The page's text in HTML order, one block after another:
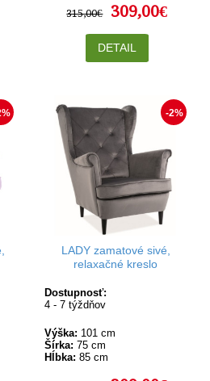
315,00€ 309,00€
DETAIL
-2%
LADY zamatové sivé,
relaxačné kreslo
Dostupnosť:
4 - 7 týždňov
Výška: 101 cm
Šírka: 75 cm
Hĺbka: 85 cm